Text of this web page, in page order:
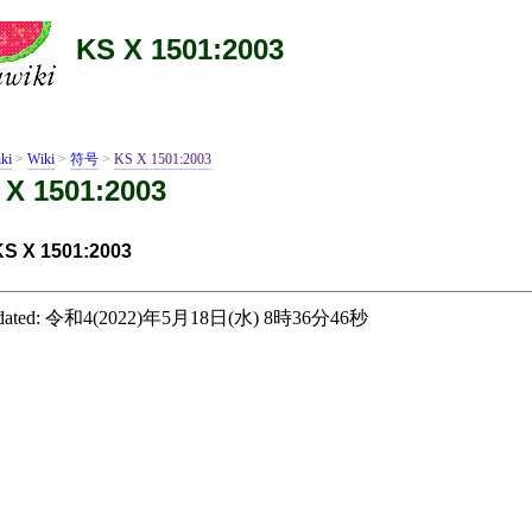
KS X 1501:2003
> Wiki > 符号 > KS X 1501:2003
1501:2003
X 1501:2003
令和4(2022)年5月18日(水) 8時36分46秒